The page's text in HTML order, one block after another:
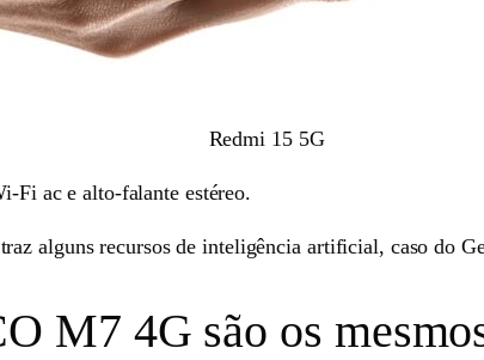
Redmi 15 5G
Fi ac e alto-falante estéreo.
alguns recursos de inteligência artificial, caso do
M7 4G são os